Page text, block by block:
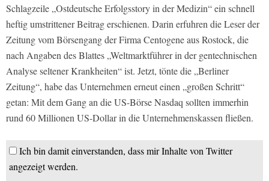
Schlagzeile „Ostdeutsche Erfolgsstory in der Medizin“ ein schnell
heftig umstrittener Beitrag erschienen. Darin erfuhren die Leser der
Zeitung vom Börsengang der Firma Centogene aus Rostock, die
nach Angaben des Blattes „Weltmarktführer in der gentechnischen
Analyse seltener Krankheiten“ ist. Jetzt, tönte die „Berliner
Zeitung“, habe das Unternehmen erneut einen „großen Schritt“
getan: Mit dem Gang an die US-Börse Nasdaq sollten immerhin
rund 60 Millionen US-Dollar in die Unternehmenskassen fließen.
Ich bin damit einverstanden, dass mir Inhalte von Twitter
angezeigt werden.